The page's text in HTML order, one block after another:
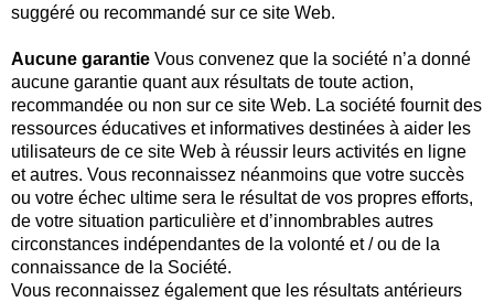
suggéré ou recommandé sur ce site Web.
Aucune garantie Vous convenez que la société n’a donné
aucune garantie quant aux résultats de toute action,
recommandée ou non sur ce site Web. La société fournit des
ressources éducatives et informatives destinées à aider les
utilisateurs de ce site Web à réussir leurs activités en ligne
et autres. Vous reconnaissez néanmoins que votre succès
ou votre échec ultime sera le résultat de vos propres efforts,
de votre situation particulière et d’innombrables autres
circonstances indépendantes de la volonté et / ou de la
connaissance de la Société.
Vous reconnaissez également que les résultats antérieurs